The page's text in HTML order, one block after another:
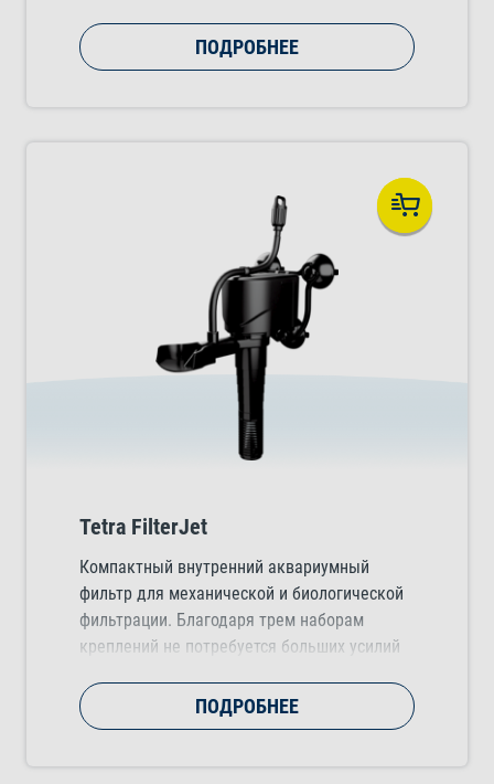
ПОДРОБНЕЕ
Tetra FilterJet
Компактный внутренний аквариумный
фильтр для механической и биологической
фильтрации. Благодаря трем наборам
креплений не потребуется больших усилий
Кроме того, очищаемая фильтрующая губка
легко извлекается для очистки.
ПОДРОБНЕЕ